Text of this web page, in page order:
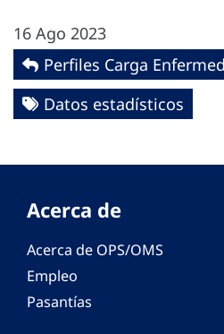
16 Ago 2023
Perfiles Carga
Datos estadísticos
Acerca de
Acerca de OPS/OMS
Empleo
Pasantías